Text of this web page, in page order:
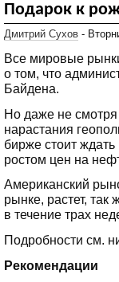
Подарок к
Дмитрий Сухов -
Все мировые
о том, что
Байдена.
Но даже не
нарастания
бирже стоит ждать
ростом цен на
Американский
рынке, растет,
в течение трах
Подробности см.
Рекомендации